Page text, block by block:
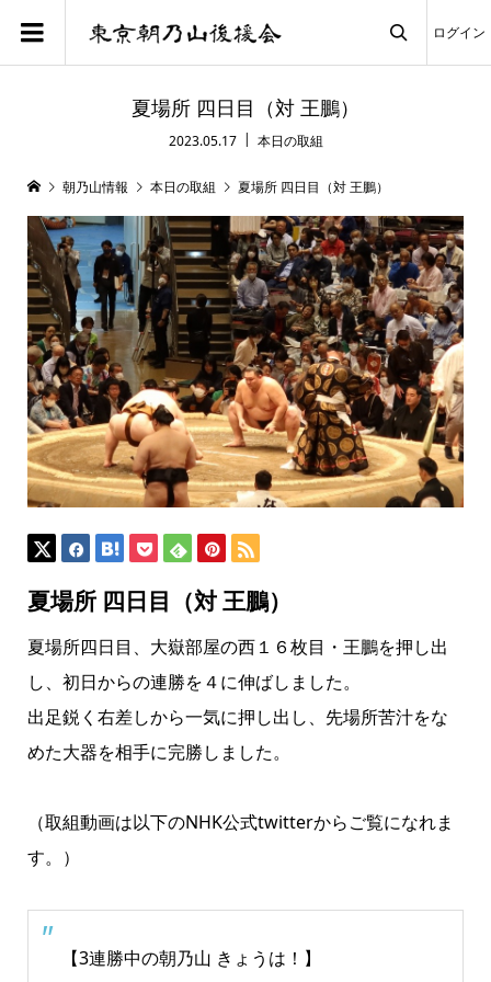
ログイン
夏場所 四日目（対 王鵬）
2023.05.17 本日の取組
朝乃山情報 本日の取組 夏場所 四日目（対 王鵬）
夏場所 四日目（対 王鵬）
夏場所四日目、大嶽部屋の西１６枚目・王鵬を押し出
し、初日からの連勝を４に伸ばしました。
出足鋭く右差しから一気に押し出し、先場所苦汁をな
めた大器を相手に完勝しました。
（取組動画は以下のNHK公式twitterからご覧になれま
す。）
【3連勝中の朝乃山 きょうは！】